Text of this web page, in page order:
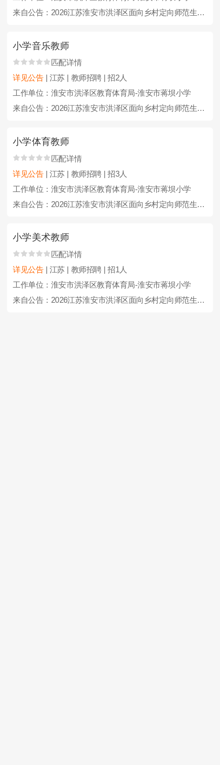
来自公告：2026江苏淮安市洪泽区面向乡村定向师范生招聘及招聘教师、教练员46人公告
小学音乐教师
匹配详情
详见公告
| 江苏 | 教师招聘 | 招2人
工作单位：淮安市洪泽区教育体育局-淮安市蒋坝小学
来自公告：2026江苏淮安市洪泽区面向乡村定向师范生招聘及招聘教师、教练员46人公告
小学体育教师
匹配详情
详见公告 | 江苏 | 教师招聘 | 招3人
工作单位：淮安市洪泽区教育体育局-淮安市蒋坝小学
来自公告：2026江苏淮安市洪泽区面向乡村定向师范生招聘及招聘教师、教练员46人公告
小学美术教师
匹配详情
详见公告 | 江苏 | 教师招聘 | 招1人
工作单位：淮安市洪泽区教育体育局-淮安市蒋坝小学
来自公告：2026江苏淮安市洪泽区面向乡村定向师范生招聘及招聘教师、教练员46人公告